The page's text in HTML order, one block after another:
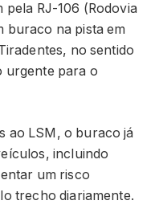
RJ-106 (Rodovia
buraco na pista em
no sentido
urgente para o
ao LSM, o buraco já
incluindo
um risco
trecho diariamente.